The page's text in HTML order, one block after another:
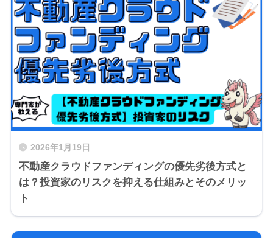
2026年1月19日
不動産クラウドファンディングの優先劣後方式と
は？投資家のリスクを抑える仕組みとそのメリッ
ト